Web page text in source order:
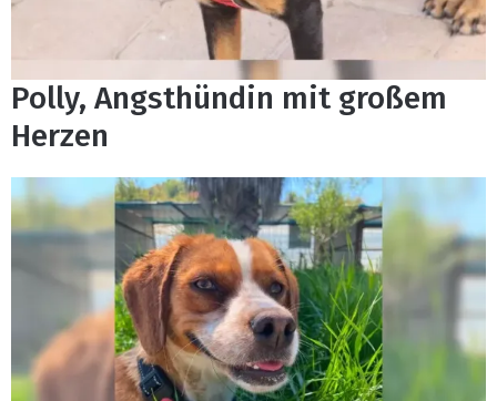
Polly, Angsthündin mit großem
Herzen